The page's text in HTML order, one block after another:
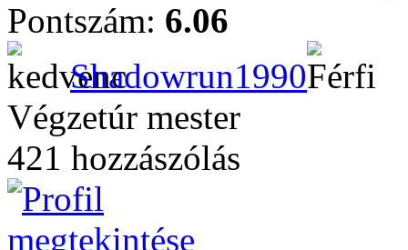
Pontszám: 6.06
Shadowrun1990
Végzetúr mester
421 hozzászólás